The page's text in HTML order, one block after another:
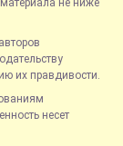
не ниже
их правдивости.
несет